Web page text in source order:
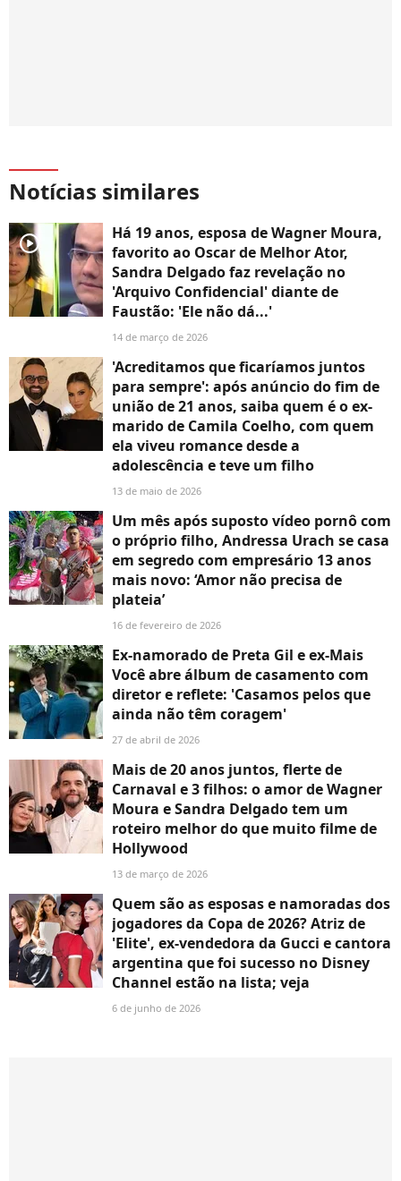
Notícias similares
player2
Há 19 anos, esposa de Wagner Moura,
favorito ao Oscar de Melhor Ator,
Sandra Delgado faz revelação no
'Arquivo Confidencial' diante de
Faustão: 'Ele não dá...'
14 de março de 2026
'Acreditamos que ficaríamos juntos
para sempre': após anúncio do fim de
união de 21 anos, saiba quem é o ex-
marido de Camila Coelho, com quem
ela viveu romance desde a
adolescência e teve um filho
13 de maio de 2026
Um mês após suposto vídeo pornô com
o próprio filho, Andressa Urach se casa
em segredo com empresário 13 anos
mais novo: ‘Amor não precisa de
plateia’
16 de fevereiro de 2026
Ex-namorado de Preta Gil e ex-Mais
Você abre álbum de casamento com
diretor e reflete: 'Casamos pelos que
ainda não têm coragem'
27 de abril de 2026
Mais de 20 anos juntos, flerte de
Carnaval e 3 filhos: o amor de Wagner
Moura e Sandra Delgado tem um
roteiro melhor do que muito filme de
Hollywood
13 de março de 2026
Quem são as esposas e namoradas dos
jogadores da Copa de 2026? Atriz de
'Elite', ex-vendedora da Gucci e cantora
argentina que foi sucesso no Disney
Channel estão na lista; veja
6 de junho de 2026